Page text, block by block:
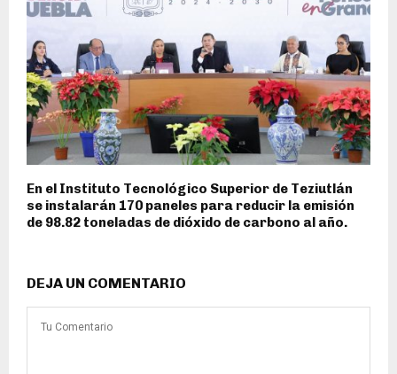
En el Instituto Tecnológico Superior de Teziutlán
se instalarán 170 paneles para reducir la emisión
de 98.82 toneladas de dióxido de carbono al año.
DEJA UN COMENTARIO